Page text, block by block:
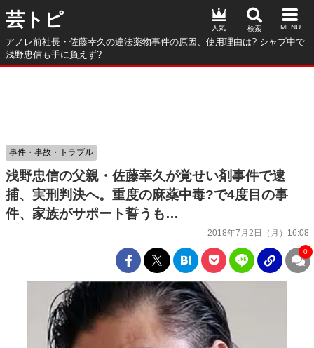
芸トピ
アノレ前社長・佐藤幸久の違法薬物事件の原因、使用理由は? シャブ中で
浅野忠信も手に負えず?
人気
浅野忠信の父親・佐藤幸久が覚せい剤事件で逮
捕、実刑判決へ。重度の麻薬中毒?で4度目の事
件、家族がサポート誓うも…
2018年7月2日（月）16:08
事件・事故・トラブル
0